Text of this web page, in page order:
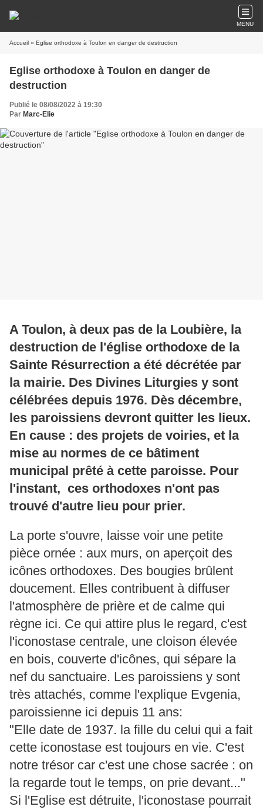
MENU
Accueil » Eglise orthodoxe à Toulon en danger de destruction
Eglise orthodoxe à Toulon en danger de
destruction
Publié le 08/08/2022 à 19:30
Par Marc-Elie
A Toulon, à deux pas de la Loubière, la
destruction de l'église orthodoxe de la
Sainte Résurrection a été décrétée par
la mairie. Des Divines Liturgies y sont
célébrées depuis 1976. Dès décembre,
les paroissiens devront quitter les lieux.
En cause : des projets de voiries, et la
mise au normes de ce bâtiment
municipal prêté à cette paroisse. Pour
l'instant, ces orthodoxes n'ont pas
trouvé d'autre lieu pour prier.
La porte s'ouvre, laisse voir une petite
pièce ornée : aux murs, on aperçoit des
icônes orthodoxes. Des bougies brûlent
doucement. Elles contribuent à diffuser
l'atmosphère de prière et de calme qui
règne ici. Ce qui attire plus le regard, c'est
l'iconostase centrale, une cloison élevée
en bois, couverte d'icônes, qui sépare la
nef du sanctuaire. Les paroissiens y sont
très attachés, comme l'explique Evgenia,
paroissienne ici depuis 11 ans:
"Elle date de 1937. la fille du celui qui a fait
cette iconostase est toujours en vie. C'est
notre trésor car c'est une chose sacrée : on
la regarde tout le temps, on prie devant..."
Si l'Eglise est détruite, l'iconostase pourrait